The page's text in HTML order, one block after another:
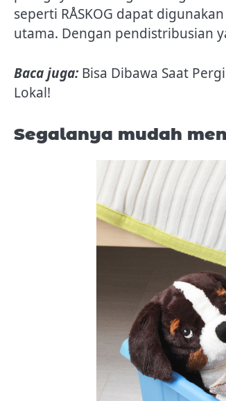
seperti RÅSKOG dapat
utama. Dengan pendistribusian
Baca juga:Bisa Dibawa Saat
Lokal!
Segalanya mudah